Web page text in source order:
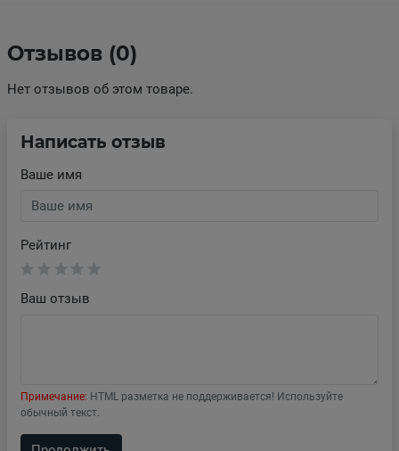
Отзывов (0)
Нет отзывов об этом товаре.
Написать отзыв
Ваше имя
Рейтинг
Ваш отзыв
Примечание: HTML разметка не поддерживается! Используйте
обычный текст.